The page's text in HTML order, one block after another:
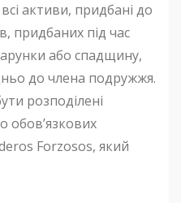
активи, придбані до
придбаних під час
або спадщину,
до члена подружжя.
розподілені
обов’язкових
Forzosos, який